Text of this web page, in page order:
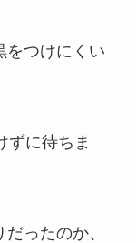
をつけにくい
ずに待ちま
ったのか、